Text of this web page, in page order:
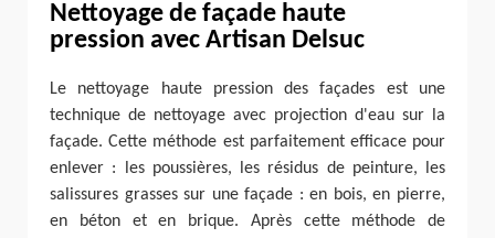
Nettoyage de façade haute
pression avec Artisan Delsuc
Le nettoyage haute pression des façades est une
technique de nettoyage avec projection d'eau sur la
façade. Cette méthode est parfaitement efficace pour
enlever : les poussières, les résidus de peinture, les
salissures grasses sur une façade : en bois, en pierre,
en béton et en brique. Après cette méthode de